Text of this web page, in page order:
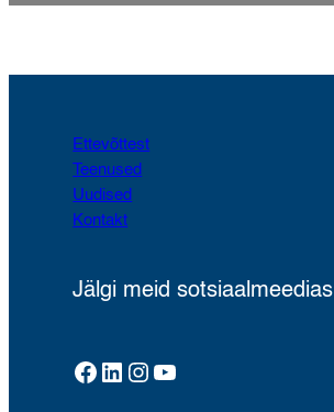
Ettevõttest
Teenused
Uudised
Kontakt
Jälgi meid sotsiaalmeedias
Facebook LinkedIn Instagram YouTube